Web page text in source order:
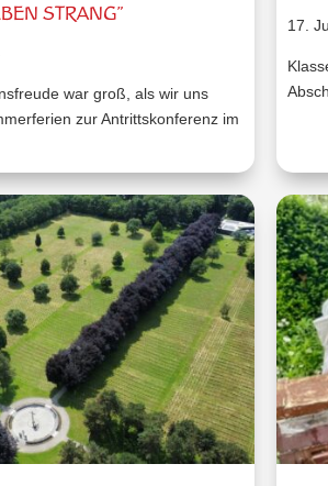
STRANG”
war groß, als wir uns
zur Antrittskonferenz im
17.